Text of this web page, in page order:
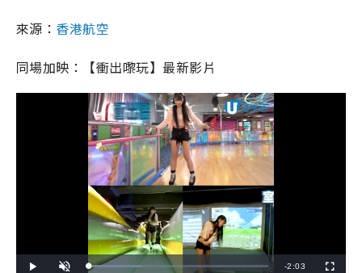
來源： 香港航空
同場加映：【衝出嚟玩】最新影片
L
R
-2:03